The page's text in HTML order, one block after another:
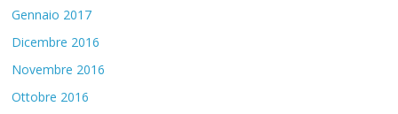
Gennaio 2017
Dicembre 2016
Novembre 2016
Ottobre 2016